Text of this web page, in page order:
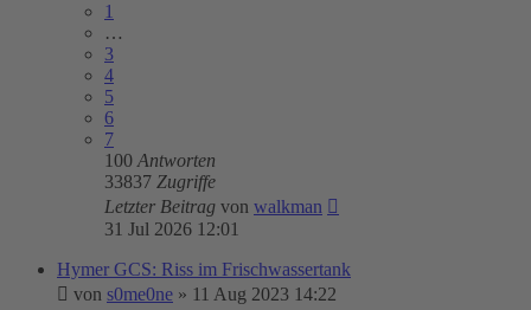
1
…
3
4
5
6
7
100 Antworten
33837 Zugriffe
Letzter Beitrag von walkman
31 Jul 2026 12:01
Hymer GCS: Riss im Frischwassertank
von s0me0ne » 11 Aug 2023 14:22